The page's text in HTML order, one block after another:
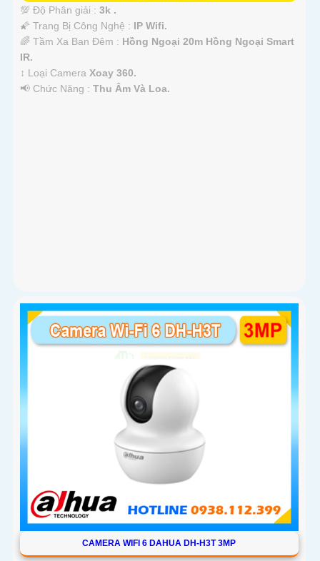
💯 Độ Phân giải : 3k .
🌠 Trang Bị Công Nghệ : IP Wifi.
🌈 Tầm Xa Ban Đêm : Hồng Ngoại 20m Hồng Ngoại Smart
IR.
↕️ Loại Camera Xoay 360.
️📢 Chức Năng : Thu Âm Và Loa.
CAMERA WIFI 6 DAHUA DH-H3T 3MP